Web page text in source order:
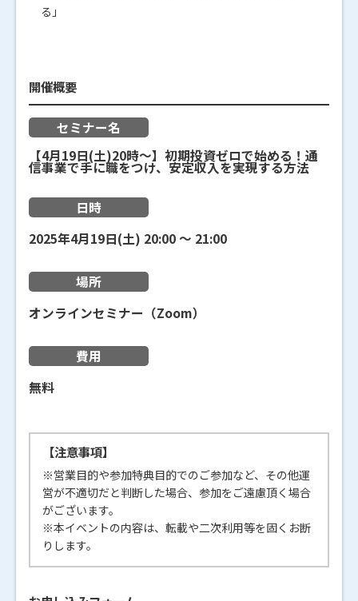
る」
開催概要
セミナー名
【4月19日(土)20時～】初期投資ゼロで始める！通
信事業で手に職をつけ、安定収入を実現する方法
日時
2025年4月19日(土) 20:00 〜 21:00
場所
オンラインセミナー（Zoom）
費用
無料
【注意事項】
※営業目的や参加特典目的でのご参加など、その他運
営が不適切だと判断した場合、参加をご遠慮頂く場合
がございます。
※本イベントの内容は、転載や二次利用等を固くお断
りします。